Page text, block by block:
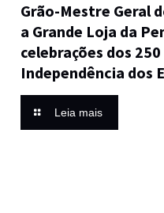
Grão-Mestre Geral
a Grande Loja da
celebrações dos
Independência dos
Leia mais